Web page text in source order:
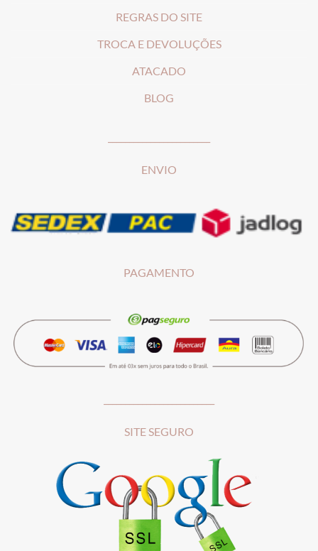
REGRAS DO SITE
TROCA E DEVOLUÇÕES
ATACADO
BLOG
ENVIO
PAGAMENTO
SITE SEGURO